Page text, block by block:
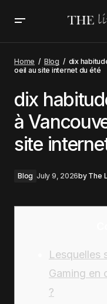
oeil au site internet
Home Blog
dix
oeil au site internet du été
dix
à
site
Blog July 9, 2026by The
Lesquelles
Gaming en
?